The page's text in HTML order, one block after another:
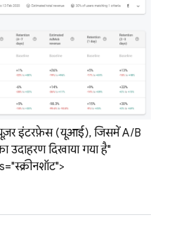
इंटरफ़ेस (यूआई), जिसमें A/B
उदाहरण दिखाया गया है"